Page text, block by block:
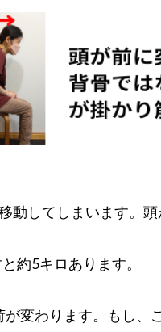
動してしまいます。
約5キロあります。
変わります。もし、